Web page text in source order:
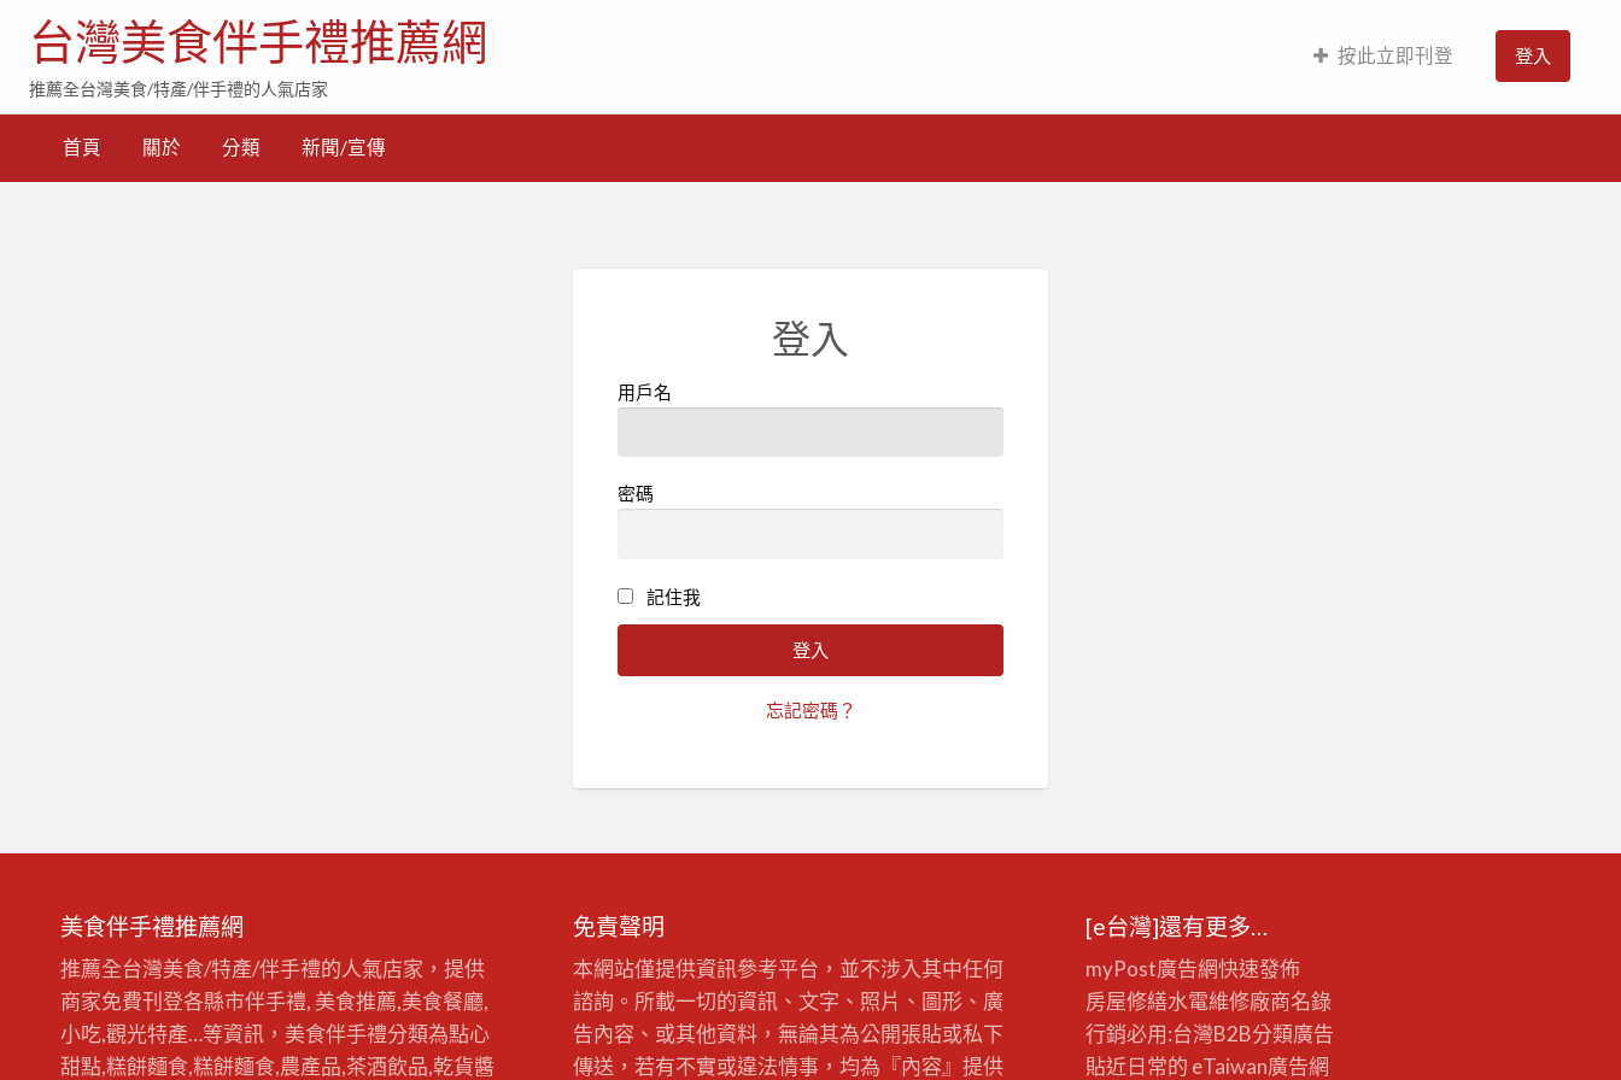
台灣美食伴手禮推薦網
推薦全台灣美食/特產/伴手禮的人氣店家
按此立即刊登 登入
首頁 關於 分類 新聞/宣傳
登入
用戶名
密碼
記住我
忘記密碼？
美食伴手禮推薦網
推薦全台灣美食/特產/伴手禮的人氣店家，提供
商家免費刊登各縣市伴手禮, 美食推薦,美食餐廳,
小吃,觀光特產…等資訊，美食伴手禮分類為點心
甜點,糕餅麵食,糕餅麵食,農產品,茶酒飲品,乾貨醬
免責聲明
本網站僅提供資訊參考平台，並不涉入其中任何
諮詢。所載一切的資訊、文字、照片、圖形、廣
告內容、或其他資料，無論其為公開張貼或私下
傳送，若有不實或違法情事，均為『內容』提供
[e台灣]還有更多…
myPost廣告網快速發佈
房屋修繕水電維修廠商名錄
行銷必用:台灣B2B分類廣告
貼近日常的 eTaiwan廣告網